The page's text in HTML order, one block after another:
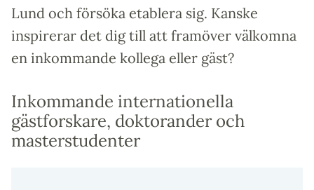
Lund och försöka etablera sig. Kanske
inspirerar det dig till att framöver välkomna
en inkommande kollega eller gäst?
Inkommande internationella
gästforskare, doktorander och
masterstudenter